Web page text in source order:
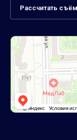
Рассчитать